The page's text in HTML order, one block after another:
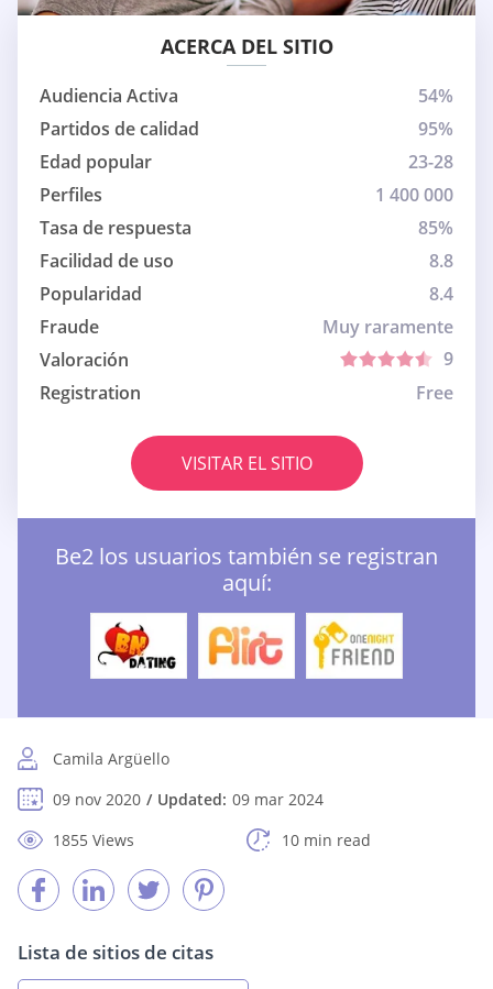
ACERCA DEL SITIO
Audiencia Activa
54%
Partidos de calidad
95%
Edad popular
23-28
Perfiles
1 400 000
Tasa de respuesta
85%
Facilidad de uso
8.8
Popularidad
8.4
Fraude
Muy raramente
Valoración
9
Registration
Free
VISITAR EL SITIO
Be2 los usuarios también se registran
aquí:
Camila Argüello
09 nov 2020
Updated: 09 mar 2024
1855 Views
10 min read
Lista de sitios de citas